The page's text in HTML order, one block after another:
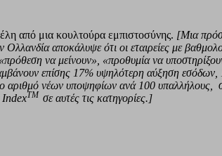
από μια κουλτούρα εμπιστοσύνης. [Μια
Ολλανδία αποκάλυψε ότι οι εταιρείες με
να μείνουν», «προθυμία να
επίσης 17% υψηλότερη αύξηση
αριθμό νέων υποψηφίων ανά 100 υπαλλήλους,
IndexTM σε αυτές τις κατηγορίες.]